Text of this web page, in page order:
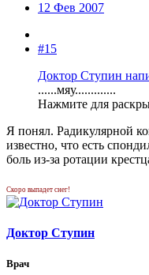
12 Фев 2007
#15
Доктор Ступин
......мяу.............
Нажмите для
Я понял. Радикулярной
известно, что есть
боль из-за ротации
Скоро выпадет снег!
Доктор Ступин
Врач